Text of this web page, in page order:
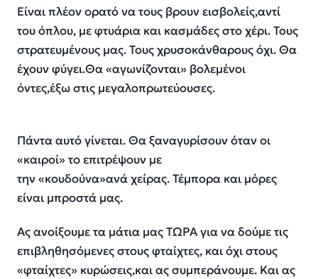
Είναι πλέον ορατό να τους βρουν εισβολείς,αντί
του όπλου, με φτυάρια και κασμάδες στο χέρι. Τους
στρατευμένους μας. Τους χρυσοκάνθαρους όχι. Θα
έχουν φύγει.Θα «αγωνίζονται» βολεμένοι
όντες,έξω στις μεγαλοπρωτεύουσες.
Πάντα αυτό γίνεται. Θα ξαναγυρίσουν όταν οι
«καιροί» το επιτρέψουν με
την «κουδούνα»ανά χείρας. Τέμπορα και μόρες
είναι μπροστά μας.
Ας ανοίξουμε τα μάτια μας ΤΩΡΑ για να δούμε τις
επιβληθησόμενες στους φταίχτες, και όχι στους
«φταίχτες» κυρώσεις,και ας συμπεράνουμε. Και ας